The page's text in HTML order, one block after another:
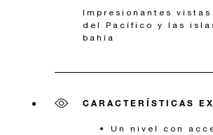
Impresionantes
del Pacífico y las
bahía
CARACTERÍSTICAS
Un nivel con